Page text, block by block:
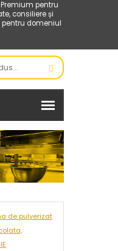
pentru
consiliere și
pentru domeniul
de pulverizat